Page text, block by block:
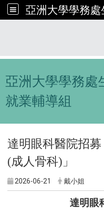
亞洲大學學務處
亞洲大學學務處
就業輔導組
達明眼科醫院招
(成人骨科)」
2026-06-21 戴小姐
達明眼